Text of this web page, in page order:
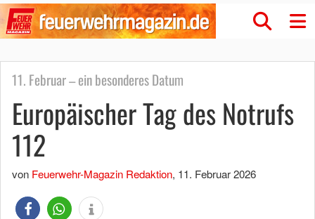
11. Februar – ein besonderes Datum
Europäischer Tag des Notrufs
112
von Feuerwehr-Magazin Redaktion, 11. Februar 2026